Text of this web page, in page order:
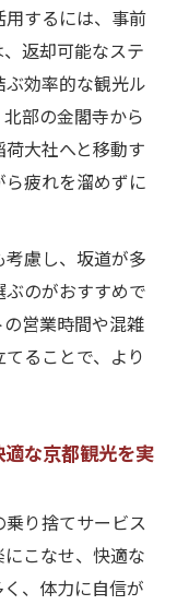
するには、事前
返却可能なステ
効率的な観光ル
部の金閣寺から
大社へと移動す
疲れを溜めずに
慮し、坂道が多
のがおすすめで
営業時間や混雑
ることで、より
な京都観光を実
り捨てサービス
こなせ、快適な
、体力に自信が